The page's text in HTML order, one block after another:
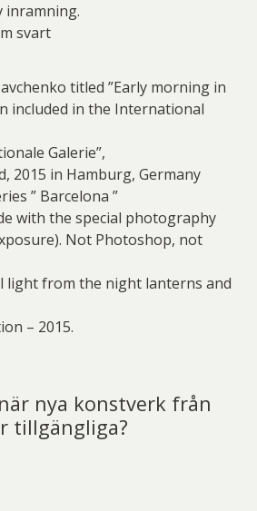
inramning.
svart
titled ”Early morning in
included in the International
Galerie”,
2015 in Hamburg, Germany
” Barcelona ”
with the special photography
Not Photoshop, not
light from the night lanterns and
– 2015.
nya konstverk från
tillgängliga?